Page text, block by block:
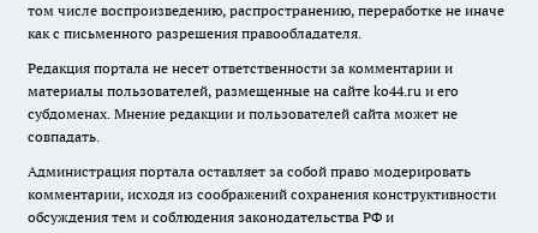
том числе воспроизведению, распространению, переработке не иначе
как с письменного разрешения правообладателя.
Редакция портала не несет ответственности за комментарии и
материалы пользователей, размещенные на сайте ko44.ru и его
субдоменах. Мнение редакции и пользователей сайта может не
совпадать.
Администрация портала оставляет за собой право модерировать
комментарии, исходя из соображений сохранения конструктивности
обсуждения тем и соблюдения законодательства РФ и